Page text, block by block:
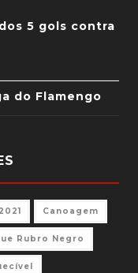
5 gols contra
do Flamengo
Canoagem
Rubro Negro